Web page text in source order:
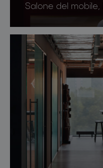
Salone del